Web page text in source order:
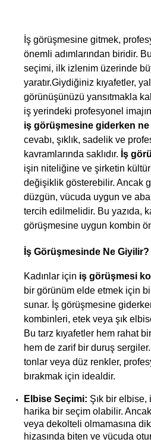
İş görüşmesine gitmek,
önemli adımlarından biridir.
seçimi, ilk izlenim üzerinde
yaratır.Giydiğiniz kıyafetler,
görünüşünüzü yansıtmakla
iş görüşmesine giderken
cevabı, şıklık, sadelik ve
kavramlarında saklıdır. İş
işin niteliğine ve şirketin
değişiklik gösterebilir. Ancak
düzgün, vücuda uygun ve
tercih edilmelidir. Bu yazıda,
görüşmesine uygun kombin
İş Görüşmesinde Ne
Kadınlar için iş görüşmesi
bir görünüm elde etmek için
sunar. İş görüşmesine
kombinleri, etek veya şık
Bu tarz kıyafetler hem rahat
hem de zarif bir duruş
tonlar veya düz renkler,
bırakmak için idealdir.
Elbise Seçimi: Şık bir
harika bir seçim olabilir. Ancak
veya dekolteli olmamasına
hizasında biten ve vücuda